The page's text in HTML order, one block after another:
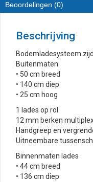
aantal
Beoordelingen (0)
Beschrijving
Bodemladesysteem
Buitenmaten
• 50 cm breed
• 140 cm diep
• 25 cm hoog
1 lades op rol
12 mm berken
Handgreep en
Uitneembare
Binnenmaten lades
• 44 cm breed
• 136 cm diep